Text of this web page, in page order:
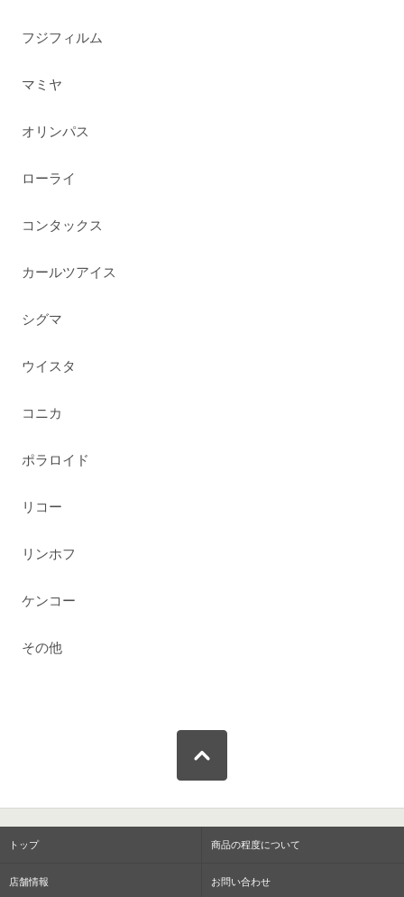
フジフィルム
マミヤ
オリンパス
ローライ
コンタックス
カールツアイス
シグマ
ウイスタ
コニカ
ポラロイド
リコー
リンホフ
ケンコー
その他
トップ 商品の程度について
店舗情報 お問い合わせ